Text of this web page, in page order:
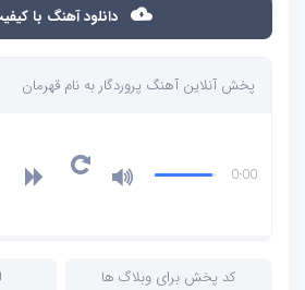
دانلود آهنگ با کیفیت
پخش آنلاین آهنگ پروردگار به نام قهرمان
0:00
کد پخش برای وبلاگ ها